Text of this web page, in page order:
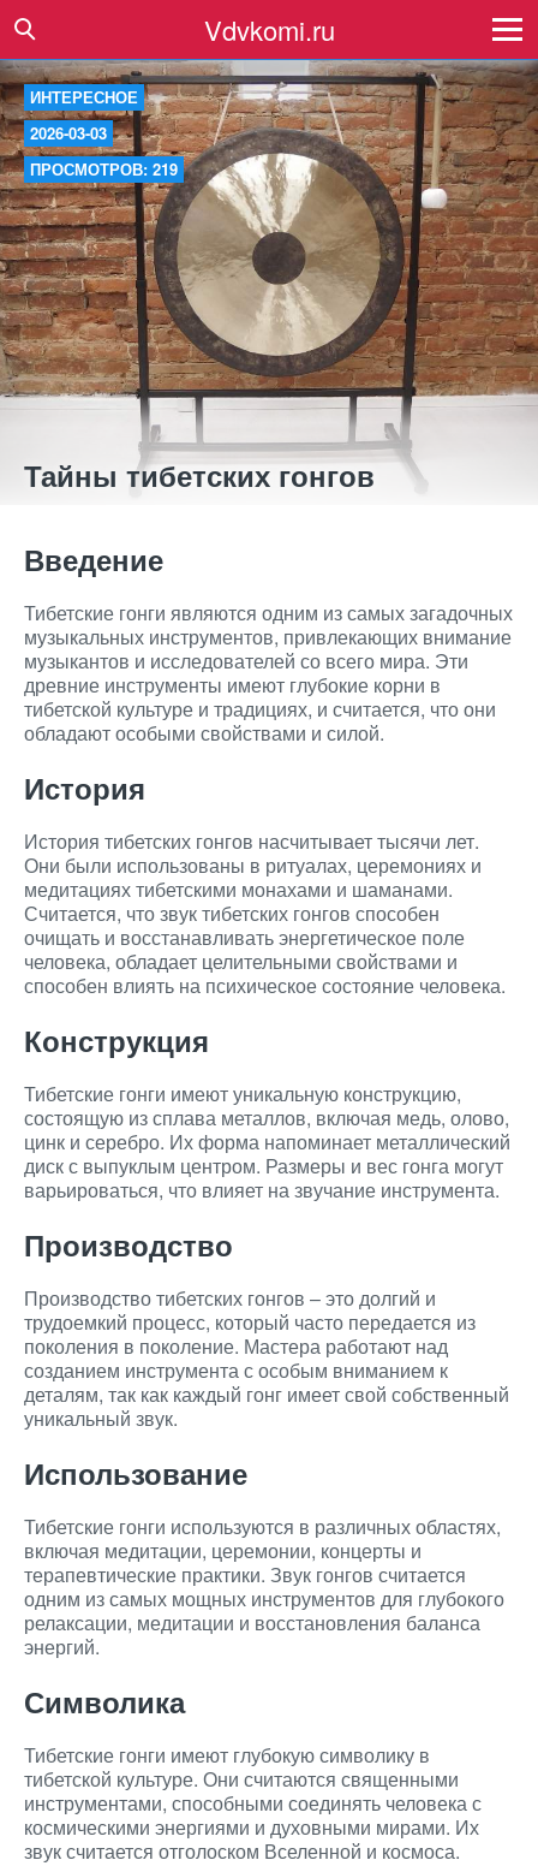
Vdvkomi.ru
ИНТЕРЕСНОЕ
2026-03-03
ПРОСМОТРОВ: 219
Тайны тибетских гонгов
Введение
Тибетские гонги являются одним из самых загадочных
музыкальных инструментов, привлекающих внимание
музыкантов и исследователей со всего мира. Эти
древние инструменты имеют глубокие корни в
тибетской культуре и традициях, и считается, что они
обладают особыми свойствами и силой.
История
История тибетских гонгов насчитывает тысячи лет.
Они были использованы в ритуалах, церемониях и
медитациях тибетскими монахами и шаманами.
Считается, что звук тибетских гонгов способен
очищать и восстанавливать энергетическое поле
человека, обладает целительными свойствами и
способен влиять на психическое состояние человека.
Конструкция
Тибетские гонги имеют уникальную конструкцию,
состоящую из сплава металлов, включая медь, олово,
цинк и серебро. Их форма напоминает металлический
диск с выпуклым центром. Размеры и вес гонга могут
варьироваться, что влияет на звучание инструмента.
Производство
Производство тибетских гонгов – это долгий и
трудоемкий процесс, который часто передается из
поколения в поколение. Мастера работают над
созданием инструмента с особым вниманием к
деталям, так как каждый гонг имеет свой собственный
уникальный звук.
Использование
Тибетские гонги используются в различных областях,
включая медитации, церемонии, концерты и
терапевтические практики. Звук гонгов считается
одним из самых мощных инструментов для глубокого
релаксации, медитации и восстановления баланса
энергий.
Символика
Тибетские гонги имеют глубокую символику в
тибетской культуре. Они считаются священными
инструментами, способными соединять человека с
космическими энергиями и духовными мирами. Их
звук считается отголоском Вселенной и космоса.